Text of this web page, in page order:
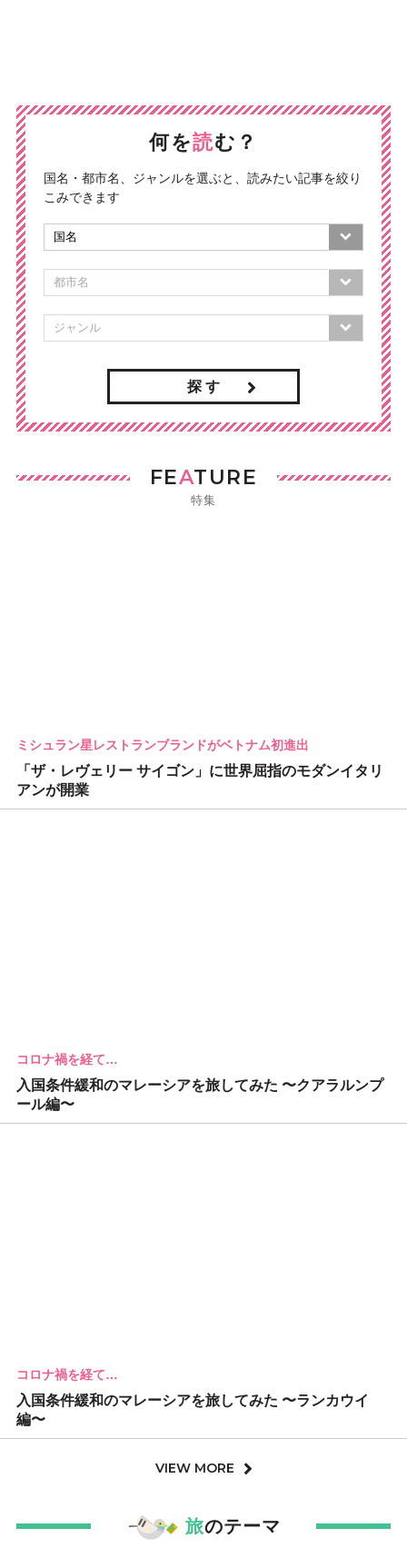
何を読む？
国名・都市名、ジャンルを選ぶと、読みたい記事を絞り
こみできます
探 す
FEATURE
特集
ミシュラン星レストランブランドがベトナム初進出
「ザ・レヴェリー サイゴン」に世界屈指のモダンイタリ
アンが開業
コロナ禍を経て…
入国条件緩和のマレーシアを旅してみた 〜クアラルンプ
ール編〜
コロナ禍を経て…
入国条件緩和のマレーシアを旅してみた 〜ランカウイ
編〜
VIEW MORE
旅のテーマ